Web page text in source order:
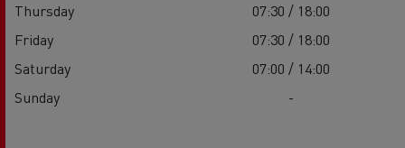
Thursday
07:30 / 18:00
Friday
07:30 / 18:00
Saturday
07:00 / 14:00
Sunday
-